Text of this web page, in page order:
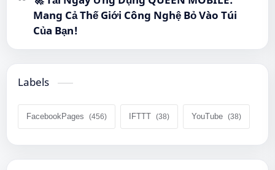
Mang Cả Thế Giới Công Nghệ Bỏ Vào Túi
Của Bạn!
Labels
FacebookPages IFTTT YouTube